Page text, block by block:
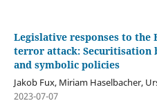
Legislative responses to the
terror attack: Securitisation
and symbolic policies
Jakob Fux, Miriam Haselbacher,
2023-07-07